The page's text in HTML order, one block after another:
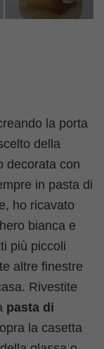
la porta
della
decorata con
in pasta di
ho ricavato
bianca e
più piccoli
altre finestre
Rivestite
pasta di
la casetta